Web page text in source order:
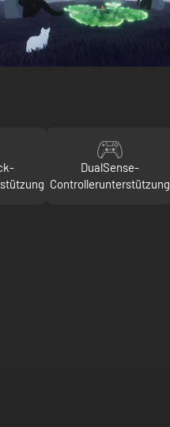
DualSense-
Controllerunterstützung